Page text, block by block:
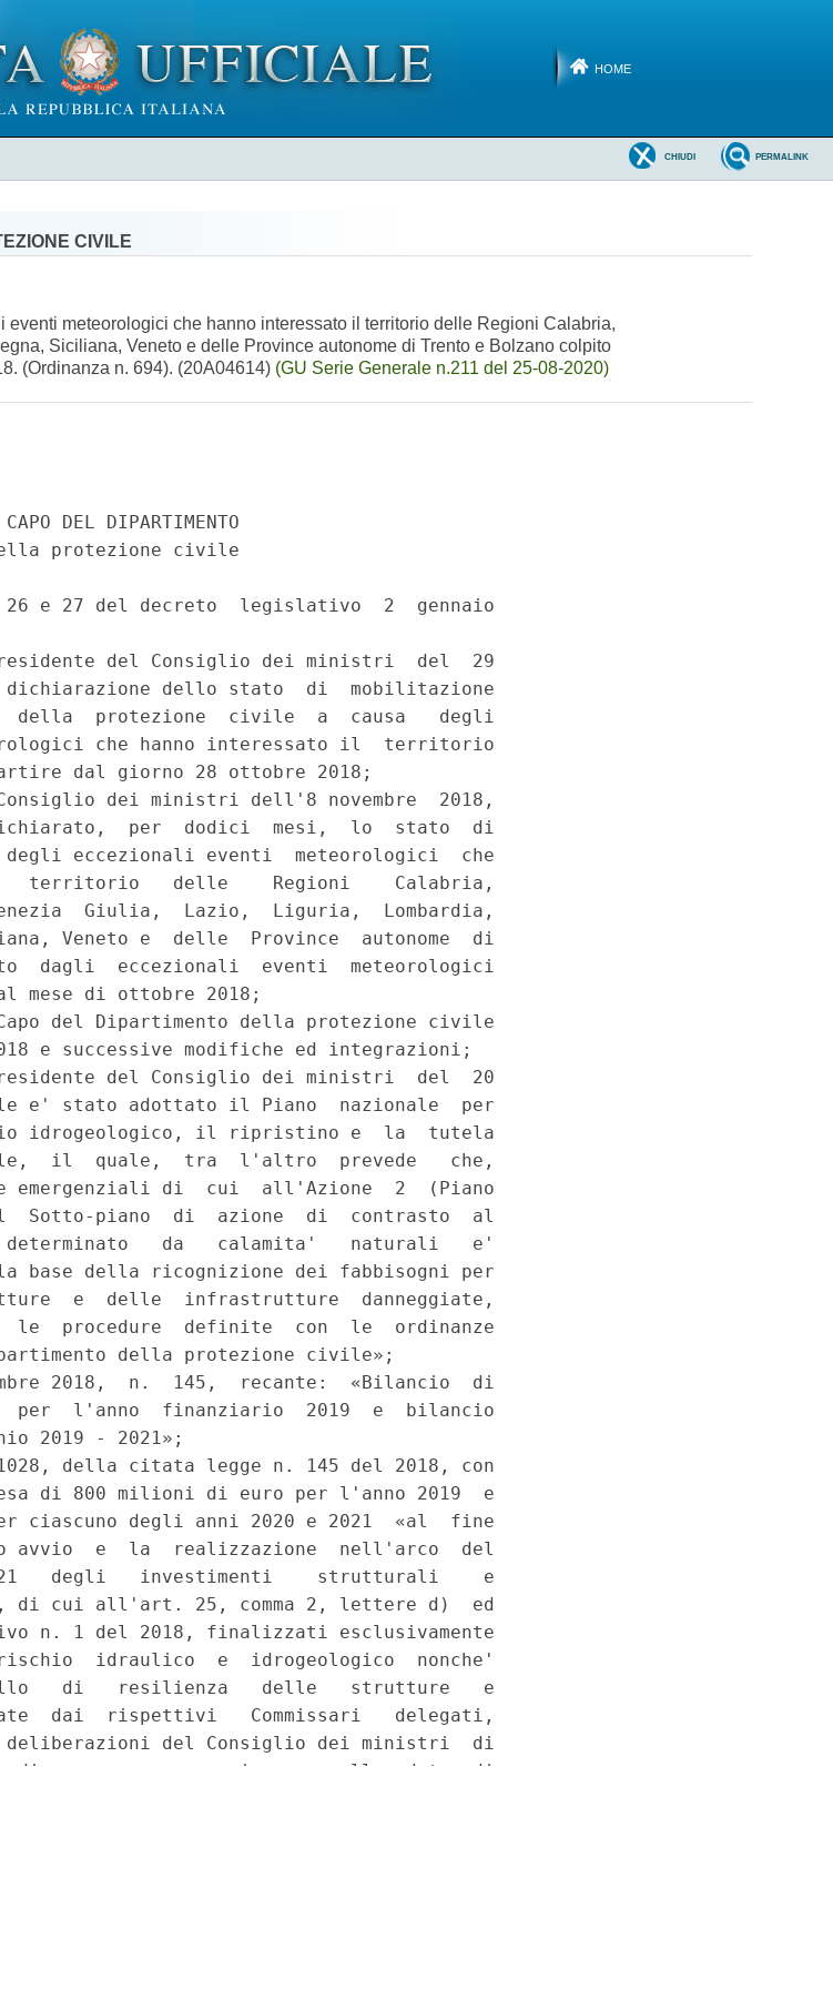
HOME
PERMALINK
CHIUDI
CIVILE
meteorologici che hanno interessato il territorio delle Regioni Calabria,
Siciliana, Veneto e delle Province autonome di Trento e Bolzano colpito
(Ordinanza n. 694). (20A04614) (GU Serie Generale n.211 del 25-08-2020)